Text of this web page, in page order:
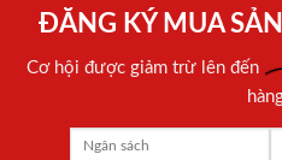
ĐĂNG KÝ MUA
Cơ hội được giảm trừ lên đến